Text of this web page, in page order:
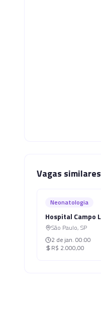
Vagas similares
Neonatologia
Hospital Campo
São Paulo, SP
2 de jan. 00:00
R$ 2.000,00